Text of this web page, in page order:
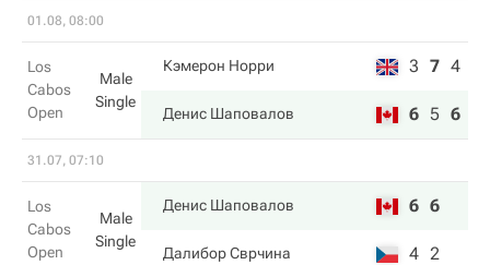
01.08, 08:00
Los
Cabos
Open
Male
Single
Кэмерон Норри 3 7 4
Денис Шаповалов 6 5 6
31.07, 07:10
Los
Cabos
Open
Male
Single
Денис Шаповалов 6 6
Далибор Сврчина 4 2